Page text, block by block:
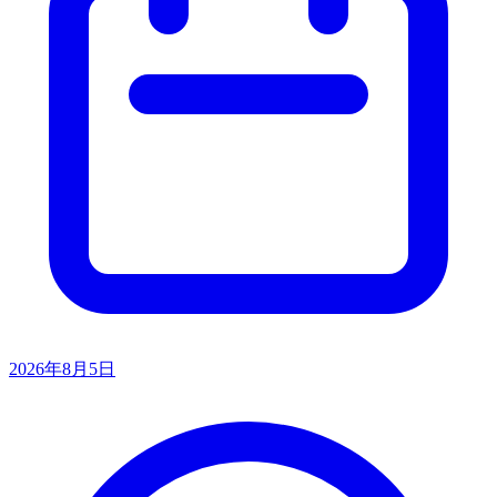
2026年8月5日